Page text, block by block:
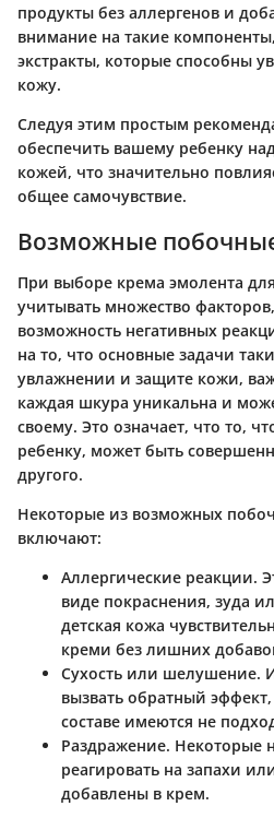
продукты без аллергенов и
внимание на такие
экстракты, которые способны
кожу.
Следуя этим простым
обеспечить вашему ребенку
кожей, что значительно
общее самочувствие.
Возможные
При выборе крема эмолента
учитывать множество
возможность негативных
на то, что основные задачи
увлажнении и защите кожи,
каждая шкура уникальна и
своему. Это означает, что то,
ребенку, может быть
другого.
Некоторые из возможных
включают:
Аллергические реакции.
виде покраснения, зуда
детская кожа
креми без лишних
Сухость или шелушение.
вызвать обратный
составе имеются не
Раздражение. Некоторые
реагировать на запахи
добавлены в крем.